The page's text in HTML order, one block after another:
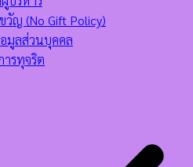
วัญ (No Gift Policy)
มูลส่วนบุคคล
ารทุจริต